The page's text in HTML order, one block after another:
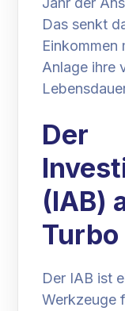
Das senkt
Einkommen
Anlage ihre
Der
(IAB)
Turbo
Der IAB ist
Werkzeuge